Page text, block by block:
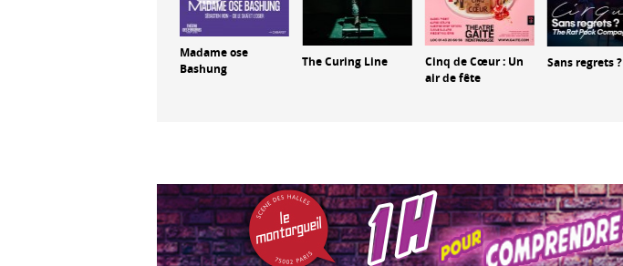
Madame ose
Bashung
The Curing Line
Cinq de Cœur : Un
air de fête
Sans regrets ?